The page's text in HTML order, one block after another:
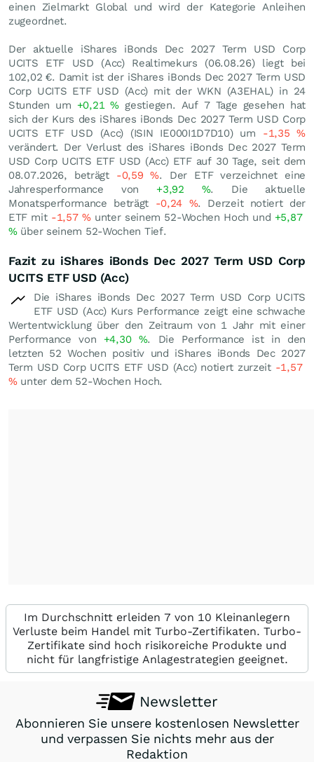
einen Zielmarkt Global und wird der Kategorie Anleihen
zugeordnet.
Der aktuelle iShares iBonds Dec 2027 Term USD Corp
UCITS ETF USD (Acc) Realtimekurs (06.08.26) liegt bei
102,02 €. Damit ist der iShares iBonds Dec 2027 Term USD
Corp UCITS ETF USD (Acc) mit der WKN (A3EHAL) in 24
Stunden um +0,21% gestiegen. Auf 7 Tage gesehen hat
sich der Kurs des iShares iBonds Dec 2027 Term USD Corp
UCITS ETF USD (Acc) (ISIN IE000I1D7D10) um -1,35%
verändert. Der Verlust des iShares iBonds Dec 2027 Term
USD Corp UCITS ETF USD (Acc) ETF auf 30 Tage, seit dem
08.07.2026, beträgt -0,59%. Der ETF verzeichnet eine
Jahresperformance von +3,92 %. Die aktuelle
Monatsperformance beträgt -0,24 %. Derzeit notiert der
ETF mit -1,57 %unter seinem 52-Wochen Hoch und +5,87
%über seinem 52-Wochen Tief.
Fazit zu iShares iBonds Dec 2027 Term USD Corp
UCITS ETF USD (Acc)
Die iShares iBonds Dec 2027 Term USD Corp UCITS
ETF USD (Acc) Kurs Performance zeigt eine schwache
Wertentwicklung über den Zeitraum von 1 Jahr mit einer
Performance von +4,30 %. Die Performance ist in den
letzten 52 Wochen positiv und iShares iBonds Dec 2027
Term USD Corp UCITS ETF USD (Acc) notiert zurzeit -1,57
%unter dem 52-Wochen Hoch.
Im Durchschnitt erleiden 7 von 10 Kleinanlegern
Verluste beim Handel mit Turbo-Zertifikaten. Turbo-
Zertifikate sind hoch risikoreiche Produkte und
nicht für langfristige Anlagestrategien geeignet.
Newsletter
Abonnieren Sie unsere kostenlosen Newsletter
und verpassen Sie nichts mehr aus der
Redaktion